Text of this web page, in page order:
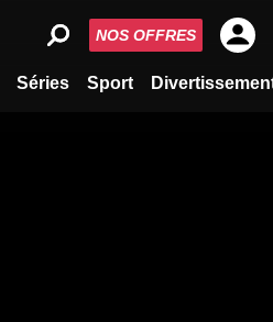
Séries Sport
NOS OFFRES